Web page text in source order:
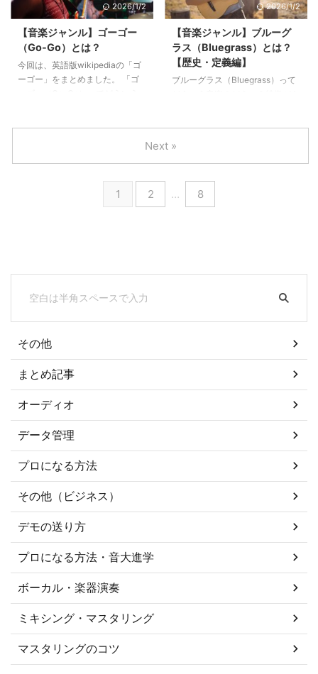
て、リズムの特徴や楽器、歴史な
てもイケてるかっこいい音楽なの
で、ぜひ参考にしてください。
て、リズムの特徴や楽器、歴史な
てもイケてるかっこいい音楽なの
で、ぜひ参考にしてください。
2026/1/2
【音楽ジャンル】ゴーゴー
（Go-Go）とは？
今回は、英語版wikipediaの「ゴ
ーゴー」をまとめました。 「ゴ
カのワシントンD.C.を起源として
ファンクから生まれた、ポピュラ
ーミュージックのサブジャンルの
一つです。 1960年代終わりから
トンの「公式音楽」として認定さ
れ ...
2026/1/2
【音楽ジャンル】ブルーグ
ラス（Bluegrass）とは？
【歴史・定義編】
ブルーグラス（Bluegrass）って
特徴のこのジャンルについて、リ
ズムの特徴や楽器、歴史などを詳
しく解説していきます。
1 2 … 8
Next »
その他
まとめ記事
オーディオ
データ管理
プロになる方法
その他（ビジネス）
デモの送り方
プロになる方法・音大進学
ボーカル・楽器演奏
ミキシング・マスタリング
マスタリングのコツ